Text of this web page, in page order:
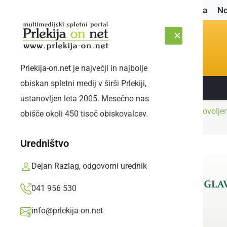
Naslovnica
ČETRTEK, 6. AVGUST 2026 Sledite nam:
Prlekija-on.net je največji in najbolje
obiskan spletni medij v širši Prlekiji,
ustanovljen leta 2005. Mesečno nas
obišče okoli 450 tisoč obiskovalcev.
Uredništvo
Dejan Razlag, odgovorni urednik
041 956 530
info@prlekija-on.net
Naslovnica
Črna
Do novega leta